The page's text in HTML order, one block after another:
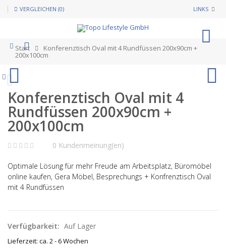
VERGLEICHEN (0) LINKS
Start Konferenztisch Oval mit 4 Rundfüssen 200x90cm +
200x100cm
Konferenztisch Oval mit 4
Rundfüssen 200x90cm +
200x100cm
0 Kundenmeinung(en)
Optimale Lösung für mehr Freude am Arbeitsplatz, Büromöbel
online kaufen, Gera Möbel, Besprechungs + Konfrenztisch Oval
mit 4 Rundfüssen
Verfügbarkeit: Auf Lager
Lieferzeit: ca. 2 - 6 Wochen